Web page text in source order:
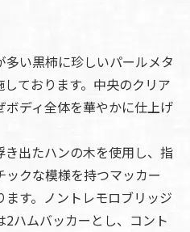
い黒柿に珍しいパールメタ
ております。中央のクリア
ディ全体を華やかに仕上げ
出たハンの木を使用し、指
クな模様を持つマッカー
す。ノントレモロブリッジ
ハムバッカーとし、コント